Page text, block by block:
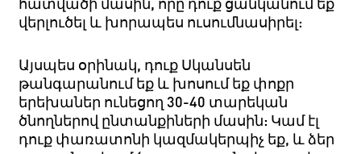
վերլուծել և խորապես ուսումնասիրել:
Այսպես օրինակ, դուք Սկանսեն
թանգարանում եք և խոսում եք փոքր
երեխաներ ունեցող 30-40 տարեկան
ծնողներով ընտանքիների մասին: Կամ էլ
դուք փառատոնի կազմակերպիչ եք, և ձեր